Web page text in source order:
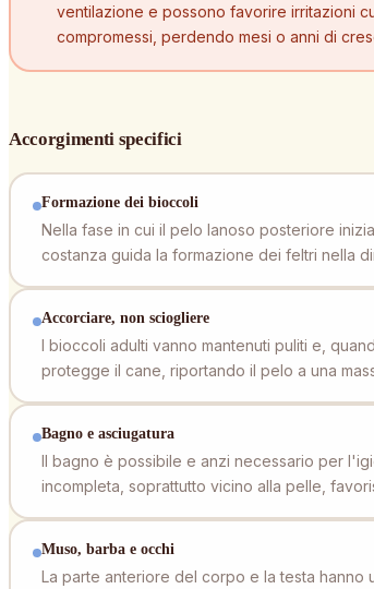
ventilazione e possono favorire irritazioni
compromessi, perdendo mesi o anni di
Accorgimenti specifici
Formazione dei bioccoli
Nella fase in cui il pelo lanoso posteriore
costanza guida la formazione dei feltri nella
Accorciare, non sciogliere
I bioccoli adulti vanno mantenuti puliti e,
protegge il cane, riportando il pelo a una
Bagno e asciugatura
Il bagno è possibile e anzi necessario per
incompleta, soprattutto vicino alla pelle,
Muso, barba e occhi
La parte anteriore del corpo e la testa hanno